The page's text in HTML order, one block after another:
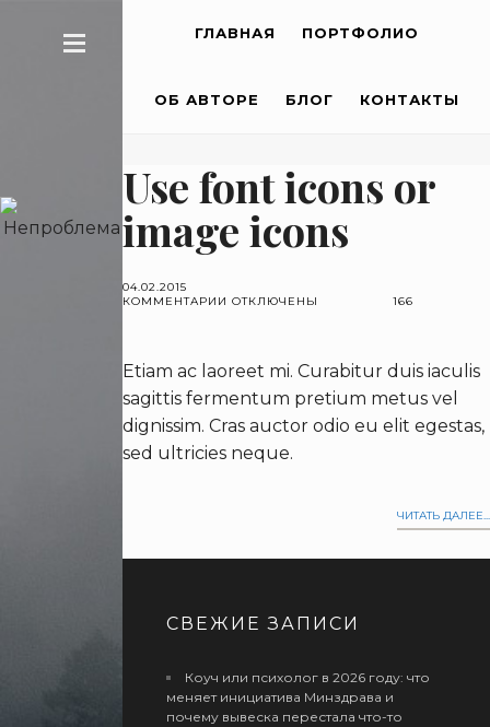
ГЛАВНАЯ ПОРТФОЛИО
ОБ АВТОРЕ БЛОГ КОНТАКТЫ
Use font icons or
image icons
04.02.2015
КОММЕНТАРИИ К
OR
ICONS
ОТКЛЮЧЕНЫ 166
Etiam ac laoreet mi. Curabitur duis iaculis
sagittis fermentum pretium metus vel
dignissim. Cras auctor odio eu elit egestas,
sed ultricies neque.
ЧИТАТЬ ДАЛЕЕ...
СВЕЖИЕ ЗАПИСИ
Коуч или психолог в 2026 году: что
меняет инициатива Минздрава и
почему вывеска перестала что-то